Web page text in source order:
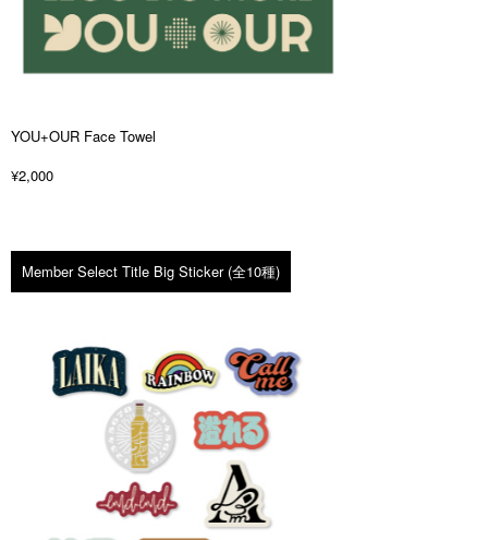
YOU+OUR Face Towel
¥2,000
Member Select Title Big Sticker (全10種)